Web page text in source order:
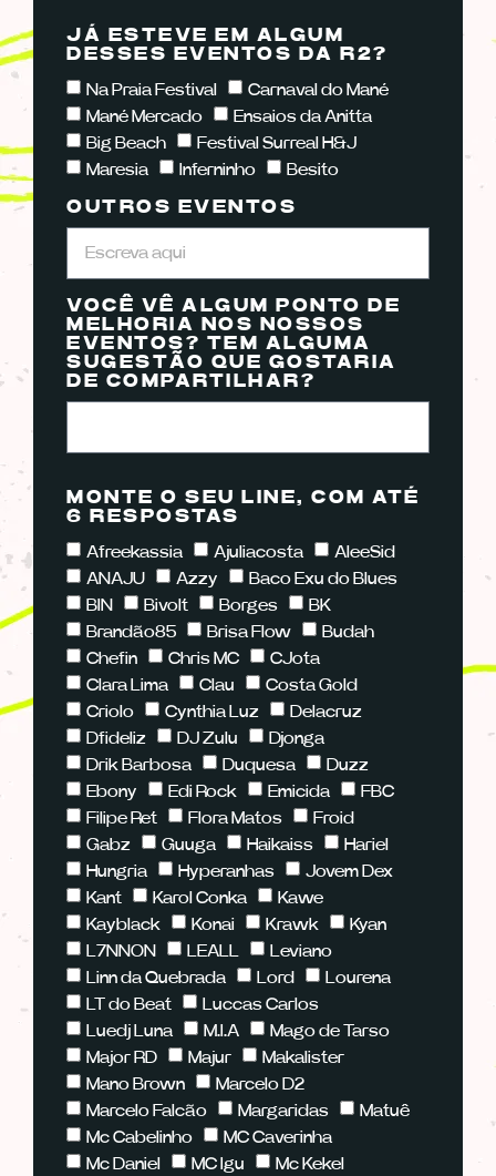
JÁ ESTEVE EM ALGUM
DESSES EVENTOS DA R2?
Na Praia Festival
Carnaval do Mané
Mané Mercado
Ensaios da Anitta
Big Beach
Festival Surreal H&J
Maresia
Inferninho Besito
OUTROS EVENTOS
VOCÊ VÊ ALGUM PONTO DE
MELHORIA NOS NOSSOS
EVENTOS? TEM ALGUMA
SUGESTÃO QUE GOSTARIA
DE COMPARTILHAR?
MONTE O SEU LINE, COM ATÉ
6 RESPOSTAS
Afreekassia Ajuliacosta
AleeSid
ANAJU
Azzy
Baco Exu do Blues
BIN
Bivolt Borges
BK
Brandão85
Brisa Flow
Budah
Chefin
Chris MC
CJota
Clara Lima
Clau
Costa Gold
Criolo
Cynthia Luz
Delacruz
Dfideliz
DJ Zulu
Djonga
Drik Barbosa
Duquesa
Duzz
Ebony
Edi Rock Emicida
FBC
Filipe Ret
Flora Matos
Froid
Gabz
Guuga Haikaiss
Hariel
Hungria
Hyperanhas
Jovem Dex
Kant
Karol Conka
Kawe
Kayblack
Konai Krawk
Kyan
L7NNON
LEALL
Leviano
Linn da Quebrada
Lord
Lourena
LT do Beat
Luccas Carlos
Luedj Luna
M.I.A
Mago de Tarso
Major RD
Majur
Makalister
Mano Brown
Marcelo D2
Marcelo Falcão
Margaridas
Matuê
Mc Cabelinho
MC Caverinha
Mc Daniel
MC Igu Mc Kekel